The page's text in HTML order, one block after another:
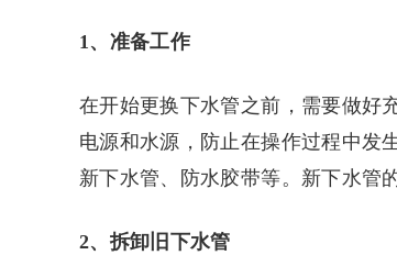
1、准备工作
在开始更换下水管之前，需要做好
电源和水源，防止在操作过程中发
新下水管、防水胶带等。新下水管
2、拆卸旧下水管